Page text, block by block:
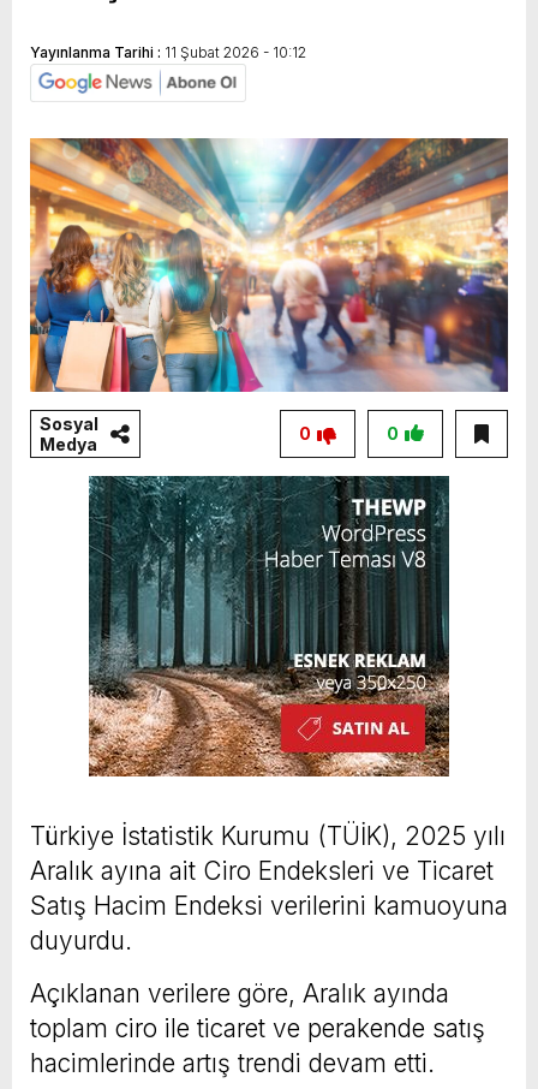
Yayınlanma Tarihi : 11 Şubat 2026 - 10:12
Sosyal
Medya
0
0
Türkiye İstatistik Kurumu (TÜİK), 2025 yılı
Aralık ayına ait Ciro Endeksleri ve Ticaret
Satış Hacim Endeksi verilerini kamuoyuna
duyurdu.
Açıklanan verilere göre, Aralık ayında
toplam ciro ile ticaret ve perakende satış
hacimlerinde artış trendi devam etti.